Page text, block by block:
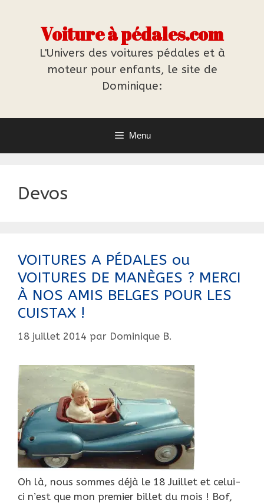
Voiture à pédales.com
L'Univers des voitures pédales et à
moteur pour enfants, le site de
Dominique:
Menu
Devos
VOITURES A PÉDALES ou
VOITURES DE MANÈGES ? MERCI
À NOS AMIS BELGES POUR LES
CUISTAX !
18 juillet 2014 par Dominique B.
Oh là, nous sommes déjà le 18 Juillet et celui-
ci n’est que mon premier billet du mois ! Bof,